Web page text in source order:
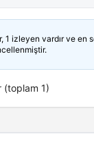
1 izleyen vardır ve en
(toplam 1)